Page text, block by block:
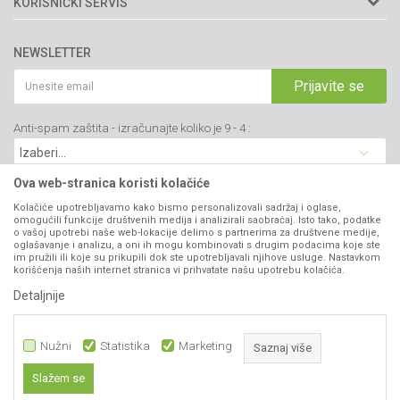
34000 Kragujevac, Srbija
webshop@agromarket.rs
PIB: 102135221
Matični broj: 07593252
Prodavnice
Brendovi
Katalozi
Blog
Najčešća pitanja
Politika privatnosti
Kako kupiti
Isporuka
Click & Collect
Načini plaćanja
Plaćanje karticama
Web kredit Raiffeisen banke
Pravo na odustajanje
Reklamacije
Zamena artikala
NEWSLETTER
Prijavite se
Anti-spam zaštita - izračunajte koliko je 9 - 4 :
VIBER I SMS NEWSLETTER
Prijavite se
PRATITE NAS
Ova web-stranica koristi kolačiće
Kolačiće upotrebljavamo kako bismo personalizovali sadržaj i oglase,
omogućili funkcije društvenih medija i analizirali saobraćaj. Isto tako, podatke
o vašoj upotrebi naše web-lokacije delimo s partnerima za društvene medije,
oglašavanje i analizu, a oni ih mogu kombinovati s drugim podacima koje ste
im pružili ili koje su prikupili dok ste upotrebljavali njihove usluge. Nastavkom
korišćenja naših internet stranica vi prihvatate našu upotrebu kolačića.
Detaljnije
Nužni Statistika Marketing Saznaj više
Slažem se